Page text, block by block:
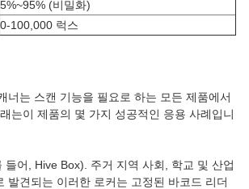
5%~95% (비밀화)
0-100,000 럭스
너는 스캔 기능을 필요로 하는 모든 제품에서
는이 제품의 몇 가지 성공적인 응용 사례입니
들어, Hive Box). 주거 지역 사회, 학교 및 산업
발견되는 이러한 로커는 고정된 바코드 리더